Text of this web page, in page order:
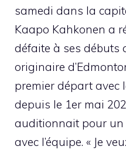
samedi dans la
Kaapo Kahkonen a
défaite à ses débuts
originaire
premier départ avec
depuis le 1er mai
auditionnait pour un
avec l’équipe. « Je